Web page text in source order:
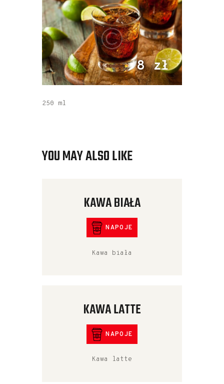
8 zł
250 ml
YOU MAY ALSO LIKE
KAWA BIAŁA
NAPOJE
Kawa biała
KAWA LATTE
NAPOJE
Kawa latte